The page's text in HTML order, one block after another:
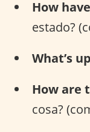
How
estado?
What’s
How are
cosa?